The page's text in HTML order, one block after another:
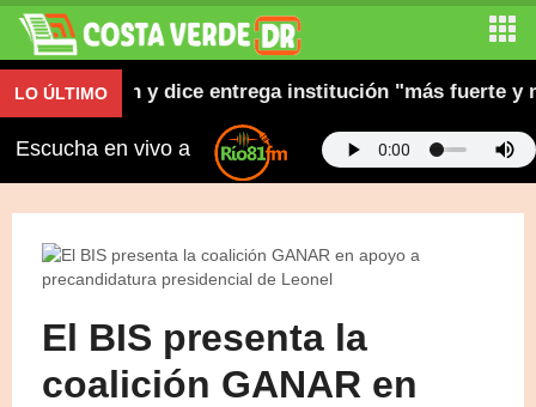
LO ÚLTIMO
su gestión y dice entrega institución "más fuerte y
Escucha en vivo a
El BIS presenta la
coalición GANAR en